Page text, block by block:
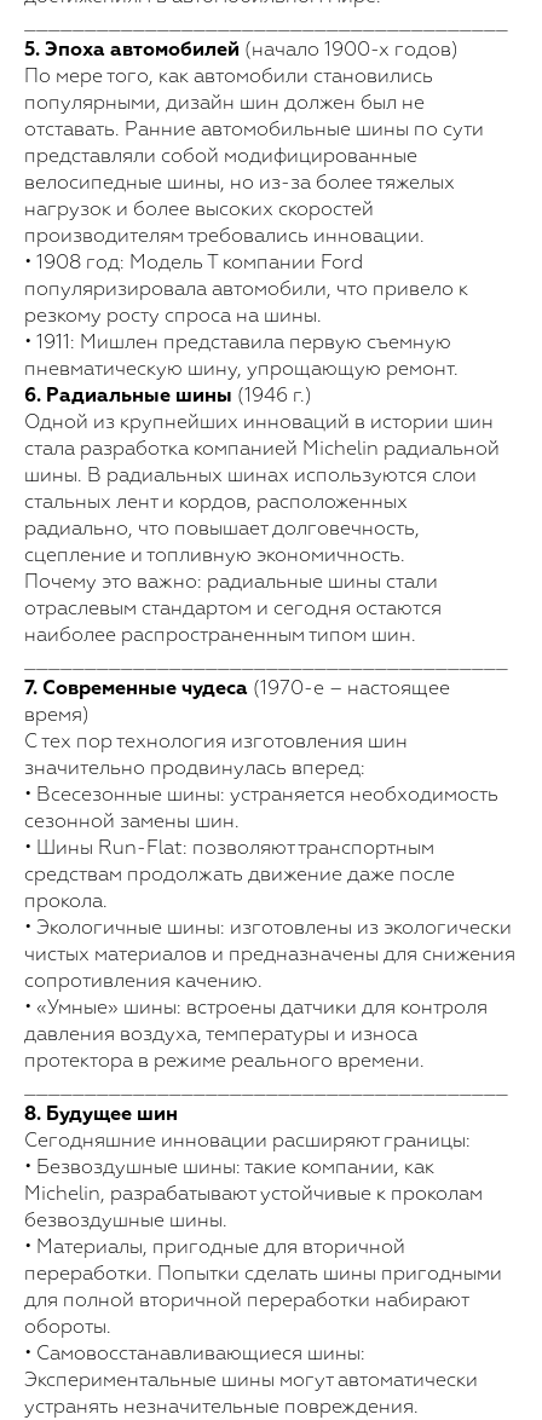
5. Эпоха автомобилей (начало 1900-х годов)
По мере того, как автомобили становились
популярными, дизайн шин должен был не
отставать. Ранние автомобильные шины по сути
представляли собой модифицированные
велосипедные шины, но из-за более тяжелых
нагрузок и более высоких скоростей
производителям требовались инновации.
• 1908 год: Модель Т компании Ford
популяризировала автомобили, что привело к
резкому росту спроса на шины.
• 1911: Мишлен представила первую съемную
пневматическую шину, упрощающую ремонт.
6. Радиальные шины (1946 г.)
Одной из крупнейших инноваций в истории шин
стала разработка компанией Michelin радиальной
шины. В радиальных шинах используются слои
стальных лент и кордов, расположенных
радиально, что повышает долговечность,
сцепление и топливную экономичность.
Почему это важно: радиальные шины стали
отраслевым стандартом и сегодня остаются
наиболее распространенным типом шин.
7. Современные чудеса (1970-е – настоящее
время)
С тех пор технология изготовления шин
значительно продвинулась вперед:
• Всесезонные шины: устраняется необходимость
сезонной замены шин.
• Шины Run-Flat: позволяют транспортным
средствам продолжать движение даже после
прокола.
• Экологичные шины: изготовлены из экологически
чистых материалов и предназначены для снижения
сопротивления качению.
• «Умные» шины: встроены датчики для контроля
давления воздуха, температуры и износа
протектора в режиме реального времени.
8. Будущее шин
Сегодняшние инновации расширяют границы:
• Безвоздушные шины: такие компании, как
Michelin, разрабатывают устойчивые к проколам
безвоздушные шины.
• Материалы, пригодные для вторичной
переработки. Попытки сделать шины пригодными
для полной вторичной переработки набирают
обороты.
• Самовосстанавливающиеся шины:
Экспериментальные шины могут автоматически
устранять незначительные повреждения.
Оставьте свои данные, и мы с вами
свяжемся
Для покупки!
Выберите продукт